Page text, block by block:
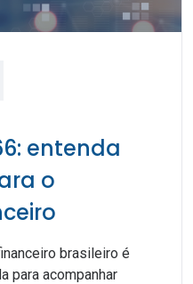
entenda
o
brasileiro é
para acompanhar